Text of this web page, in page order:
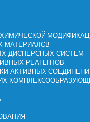
ХИМИЧЕСКОЙ
МАТЕРИАЛОВ
ДИСПЕРСНЫХ СИСТЕМ
РЕАГЕНТОВ
АКТИВНЫХ